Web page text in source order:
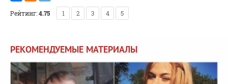
Рейтинг:4.75 1 2 3 4 5
РЕКОМЕНДУЕМЫЕ МАТЕРИАЛЫ